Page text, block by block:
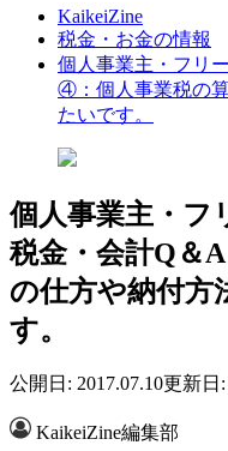
KaikeiZine
税金・お金の情報
個人事業主・フリ
④：個人事業税の
たいです。
個人事業主・
税金・会計Q＆
の仕方や納付方
す。
公開日: 2017.07.10更新日:
KaikeiZine編集部